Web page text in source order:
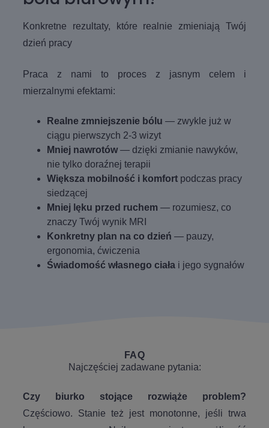
Konkretne rezultaty, które realnie zmieniają Twój
dzień pracy
Praca z nami to proces z jasnym celem i
mierzalnymi efektami:
Realne zmniejszenie bólu — zwykle już w
ciągu pierwszych 2-3 wizyt
Mniej nawrotów— dzięki zmianie nawyków,
nie tylko doraźnej terapii
Większa mobilność i komfort podczas pracy
siedzącej
Mniej lęku przed ruchem — rozumiesz, co
znaczy Twój wynik MRI
Konkretny plan na co dzień — pauzy,
ergonomia, ćwiczenia
Świadomość własnego ciała i jego sygnałów
FAQ
Najczęściej zadawane pytania:
Czy biurko stojące rozwiąże problem?
Częściowo. Stanie też jest monotonne, jeśli trwa